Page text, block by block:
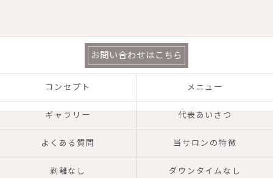
お問い合わせはこちら
コンセプト メニュー
ギャラリー 代表あいさつ
よくある質問 当サロンの特徴
剥離なし ダウンタイムなし